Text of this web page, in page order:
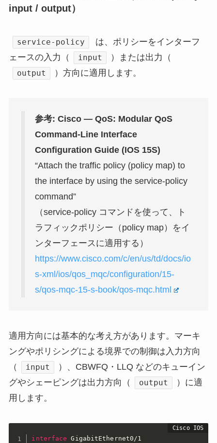
input / output）
service-policy
は、ポリシーをインターフ
ェースの入力（
input ）または出力（
output ）方向に適用します。
参考: Cisco — QoS: Modular QoS
Command-Line Interface
Configuration Guide (IOS 15S)
“Attach the traffic policy (policy map) to
the interface by using the service-policy
command”
（service-policy コマンドを使って、ト
ラフィックポリシー（policy map）をイ
ンターフェースに適用する）
https://www.cisco.com/c/en/us/td/docs/io
s-xml/ios/qos_mqc/configuration/15-
s/qos-mqc-15-s-book/qos-mqc.html
適用方向には基本的な考え方があります。マーキ
ングやポリシングによる境界での制御は入力方向
（
input
）、CBWFQ・LLQ などのキューイン
グやシェーピングは出力方向（
output
）に適
用します。
interface GigabitEthernet0/1